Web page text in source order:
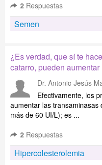
2 Respuestas
Semen
¿Es verdad, que sí te
catarro, pueden
Dr. Antonio Jesús
Efectivamente, los
aumentar las
más de 60 UI/L); es ...
2 Respuestas
Hipercolesterolemia